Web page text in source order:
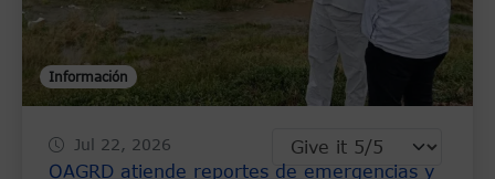
Información
Jul 22, 2026
OAGRD atiende reportes de emergencias y